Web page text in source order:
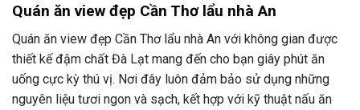
Quán ăn view đẹp Cần Thơ lẩu nhà An
Quán ăn view đẹp Cần Thơ lẩu nhà An với không gian được
thiết kế đậm chất Đà Lạt mang đến cho bạn giây phút ăn
uống cực kỳ thú vị. Nơi đây luôn đảm bảo sử dụng những
nguyên liệu tươi ngon và sạch, kết hợp với kỹ thuật nấu ăn